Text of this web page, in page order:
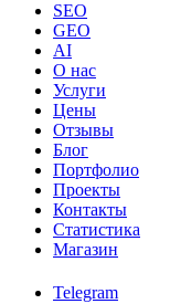
SEO
GEO
AI
О нас
Услуги
Цены
Отзывы
Блог
Портфолио
Проекты
Контакты
Статистика
Магазин
Telegram